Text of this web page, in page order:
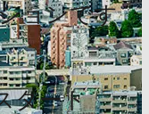
ョンです
タート